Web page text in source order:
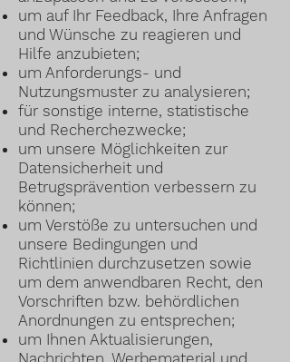
um auf Ihr Feedback, Ihre Anfragen
und Wünsche zu reagieren und
Hilfe anzubieten;
um Anforderungs- und
Nutzungsmuster zu analysieren;
für sonstige interne, statistische
und Recherchezwecke;
um unsere Möglichkeiten zur
Datensicherheit und
Betrugsprävention verbessern zu
können;
um Verstöße zu untersuchen und
unsere Bedingungen und
Richtlinien durchzusetzen sowie
um dem anwendbaren Recht, den
Vorschriften bzw. behördlichen
Anordnungen zu entsprechen;
um Ihnen Aktualisierungen,
Nachrichten, Werbematerial und